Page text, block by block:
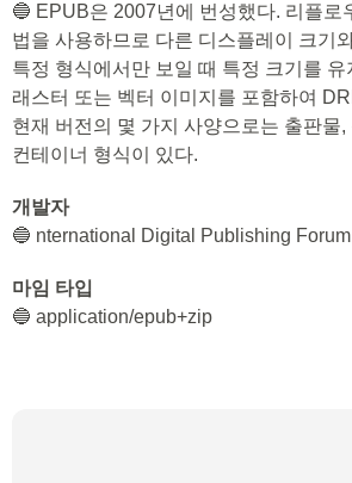
🔵 EPUB은 2007년에 번성했다. 리플로
법을 사용하므로 다른 디스플레이 크기
특정 형식에서만 보일 때 특정 크기를 유
래스터 또는 벡터 이미지를 포함하여
현재 버전의 몇 가지 사양으로는 출판물,
컨테이너 형식이 있다.
개발자
🔵 nternational Digital Publishing
마임 타입
🔵 application/epub+zip